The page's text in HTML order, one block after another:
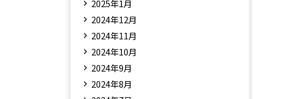
2025年1月
2024年12月
2024年11月
2024年10月
2024年9月
2024年8月